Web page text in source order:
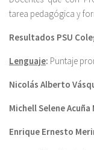
tarea pedagógica y
Resultados PSU
Lenguaje: Puntaje
Nicolás Alberto
Michell Selene Acuña
Enrique Ernesto